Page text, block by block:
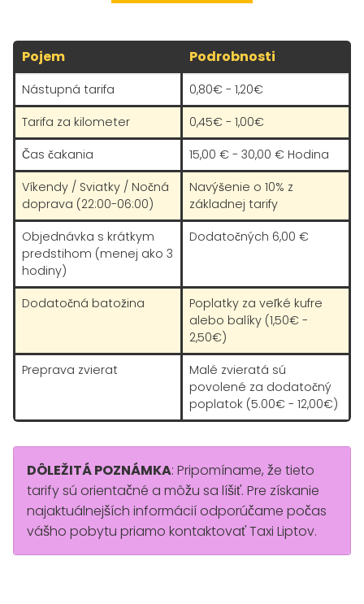
Pojem Podrobnosti
Nástupná tarifa
0,80€ - 1,20€
Tarifa za kilometer
0,45€ - 1,00€
Čas čakania
15,00 € - 30,00 € Hodina
Víkendy / Sviatky / Nočná
doprava (22:00-06:00)
Navýšenie o 10% z
základnej tarify
Objednávka s krátkym
predstihom (menej ako 3
hodiny)
Dodatočných 6,00 €
Dodatočná batožina
Poplatky za veľké kufre
alebo balíky (1,50€ -
2,50€)
Preprava zvierat
Malé zvieratá sú
povolené za dodatočný
poplatok (5.00€ - 12,00€)
DÔLEŽITÁ POZNÁMKA: Pripomíname, že tieto
tarify sú orientačné a môžu sa líšiť. Pre získanie
najaktuálnejších informácií odporúčame počas
vášho pobytu priamo kontaktovať Taxi Liptov.